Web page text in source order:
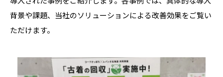
背景や課題、当社のソリューションによる改善効果をご覧い
ただけます。